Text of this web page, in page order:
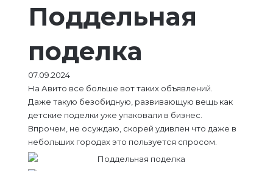
Поддельная
поделка
07.09.2024
На Авито все больше вот таких объявлений.
Даже такую безобидную, развивающую вещь как
детские поделки уже упаковали в бизнес.
Впрочем, не осуждаю, скорей удивлен что даже в
небольших городах это пользуется спросом.